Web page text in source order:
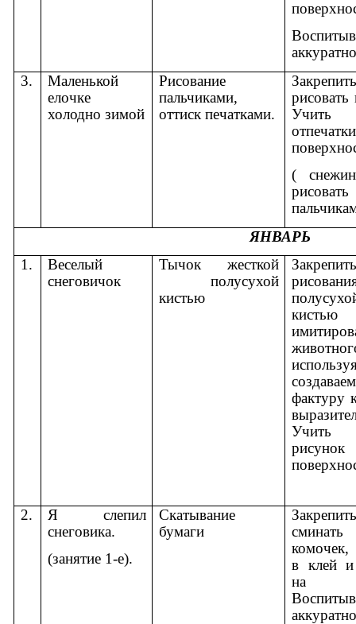
3.
Маленькой
елочке
холодно зимой
Рисование
пальчиками,
оттиск печатками.
рисовать
Учить
(
ЯНВАРЬ
1.
Веселый
снеговичок
Тычок жесткой
полусухой
кистью
фактуру
Учить
2.
Я слепил
снеговика.
(занятие 1-е).
Скатывание
бумаги
сминать
комочек,
в клей и
на